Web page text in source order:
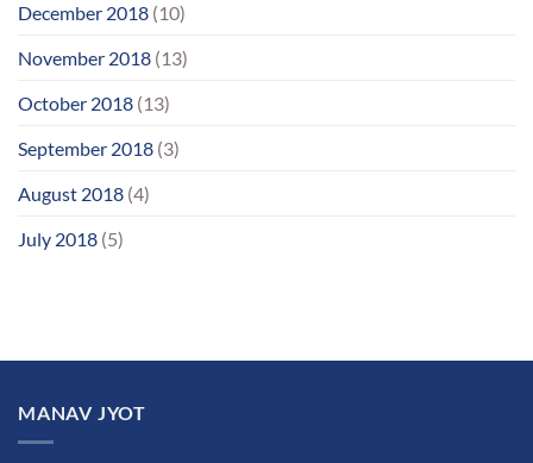
December 2018 (10)
November 2018 (13)
October 2018 (13)
September 2018 (3)
August 2018 (4)
July 2018 (5)
MANAV JYOT